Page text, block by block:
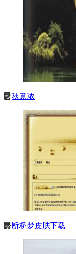
秋意浓
断桥梦皮肤下载